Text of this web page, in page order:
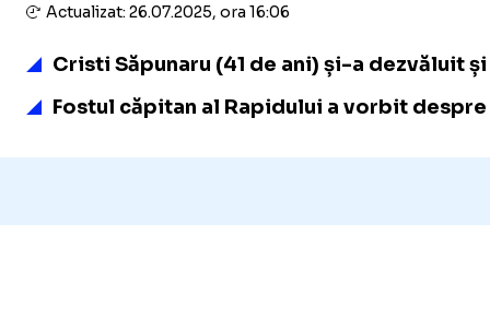
Actualizat: 26.07.2025, ora 16:06
Cristi Săpunaru (41 de ani) și-a dezvăluit
Fostul căpitan al Rapidului a vorbit